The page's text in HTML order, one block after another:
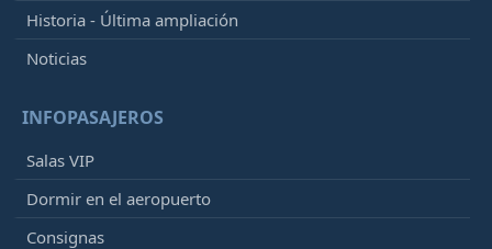
Historia - Última ampliación
Noticias
INFOPASAJEROS
Salas VIP
Dormir en el aeropuerto
Consignas